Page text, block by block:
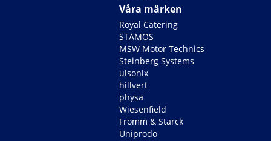
Våra märken
Royal Catering
STAMOS
MSW Motor Technics
Steinberg Systems
ulsonix
hillvert
physa
Wiesenfield
Fromm & Starck
Uniprodo